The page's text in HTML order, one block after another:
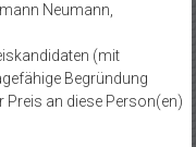
Neumann,
(mit
Begründung
Preis an diese Person(en)